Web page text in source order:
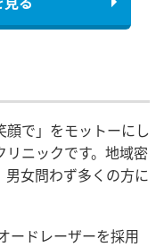
顔で」をモットーにし
ニックです。地域密
女問わず多くの方に
ードレーザーを採用